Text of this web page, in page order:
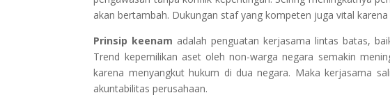
akan bertambah. Dukungan staf yang kompeten juga vital
Prinsip keenam adalah penguatan kerjasama lintas batas,
Trend kepemilikan aset oleh non-warga negara semakin
karena menyangkut hukum di dua negara. Maka kerjasama
akuntabilitas perusahaan.